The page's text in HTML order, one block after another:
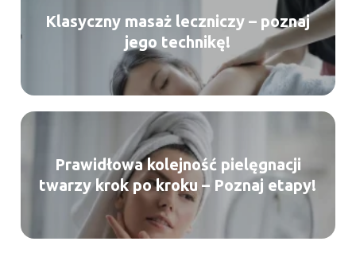
Klasyczny masaż leczniczy – poznaj
jego technikę!
Prawidłowa kolejność pielęgnacji
twarzy krok po kroku – Poznaj etapy!